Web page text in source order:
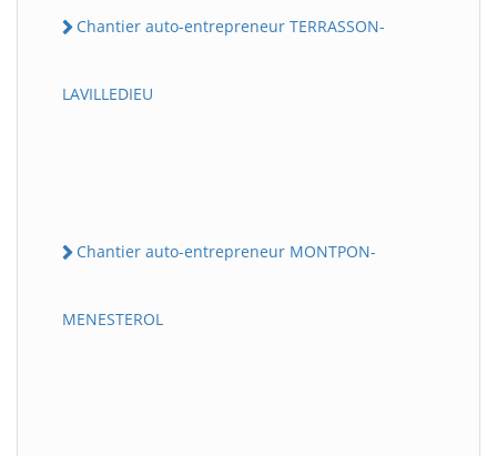
Chantier auto-entrepreneur TERRASSON-
LAVILLEDIEU
Chantier auto-entrepreneur MONTPON-
MENESTEROL